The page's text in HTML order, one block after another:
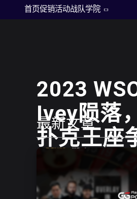
首页促销活动战队学院
德州扑克
2023
Ivey陨落
扑克王座
最新文章